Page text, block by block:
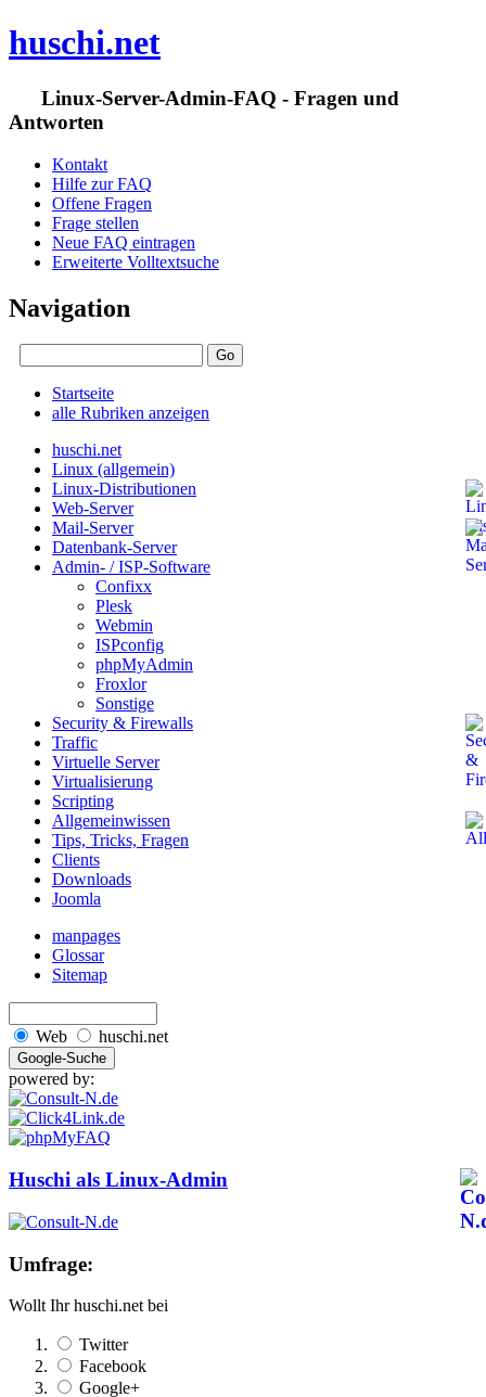
huschi.net
Linux-Server-Admin-FAQ - Fragen und
Antworten
Kontakt
Hilfe zur FAQ
Offene Fragen
Frage stellen
Neue FAQ eintragen
Erweiterte Volltextsuche
Navigation
Startseite
alle Rubriken anzeigen
huschi.net
Linux (allgemein)
Linux-Distributionen
Web-Server
Mail-Server
Datenbank-Server
Admin- / ISP-Software
Confixx
Plesk
Webmin
ISPconfig
phpMyAdmin
Froxlor
Sonstige
Security & Firewalls
Traffic
Virtuelle Server
Virtualisierung
Scripting
Allgemeinwissen
Tips, Tricks, Fragen
Clients
Downloads
Joomla
manpages
Glossar
Sitemap
Web huschi.net
powered by:
Huschi als Linux-Admin
Umfrage:
Wollt Ihr huschi.net bei
Twitter
Facebook
Google+